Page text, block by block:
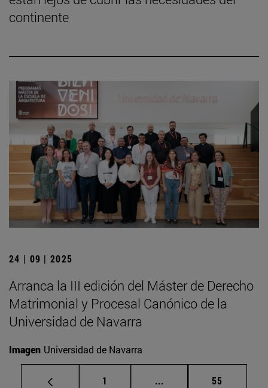
continente
24 | 09 | 2025
Arranca la III edición del Máster de Derecho
Matrimonial y Procesal Canónico de la
Universidad de Navarra
Imagen Universidad de Navarra
Página
1 ... Páginas intermedias
Página
55